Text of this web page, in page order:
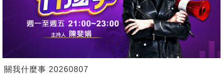
關我什麼事 20260807